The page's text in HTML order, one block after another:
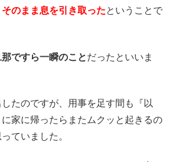
のまま息を引き取ったということで
ですら一瞬のことだったといいま
たのですが、用事を足す間も『以
家に帰ったらまたムクッと起きるの
ていました。